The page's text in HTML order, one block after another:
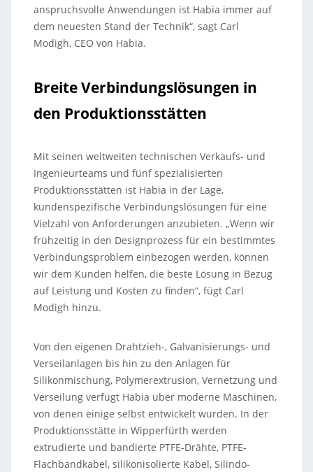
anspruchsvolle Anwendungen ist Habia immer auf
dem neuesten Stand der Technik“, sagt Carl
Modigh, CEO von Habia.
Breite Verbindungslösungen in
den Produktionsstätten
Mit seinen weltweiten technischen Verkaufs- und
Ingenieurteams und fünf spezialisierten
Produktionsstätten ist Habia in der Lage,
kundenspezifische Verbindungslösungen für eine
Vielzahl von Anforderungen anzubieten. „Wenn wir
frühzeitig in den Designprozess für ein bestimmtes
Verbindungsproblem einbezogen werden, können
wir dem Kunden helfen, die beste Lösung in Bezug
auf Leistung und Kosten zu finden“, fügt Carl
Modigh hinzu.
Von den eigenen Drahtzieh-, Galvanisierungs- und
Verseilanlagen bis hin zu den Anlagen für
Silikonmischung, Polymerextrusion, Vernetzung und
Verseilung verfügt Habia über moderne Maschinen,
von denen einige selbst entwickelt wurden. In der
Produktionsstätte in Wipperfürth werden
extrudierte und bandierte PTFE-Drähte, PTFE-
Flachbandkabel, silikonisolierte Kabel, Silindo-